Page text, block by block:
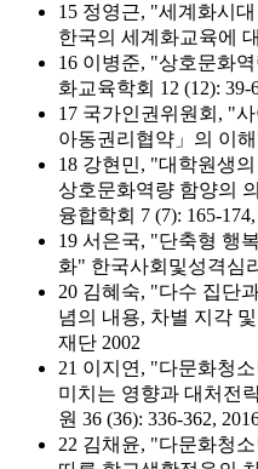
15 정영근, "세계화시
한국의 세계화교육에
16 이병준, "상호문화
화교육학회 12 (12): 39-
17 국가인권위원회, "
아동권리협약」의 이
18 강현민, "대학원생
상호문화역량 함양의
융합학회 7 (7): 165-
19 서은국, "단축형 행
화" 한국사회및성격심
20 김혜숙, "다수 집단
념의 내용, 차별 지각
재단 2002
21 이지연, "다문화청
미치는 영향과 대처전
원 36 (36): 336-362,
22 김채윤, "다문화청